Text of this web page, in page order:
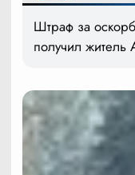
Штраф за
получил житель